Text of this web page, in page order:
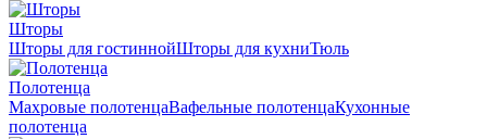
Шторы
Шторы для гостиннойШторы для кухниТюль
Полотенца
Махровые полотенцаВафельные полотенцаКухонные
полотенца